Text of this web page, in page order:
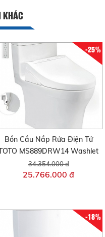
-25%
Bồn Cầu Nắp Rửa Điện Tử
MS889DRW14 Washlet
34.354.000 đ
25.766.000 đ
-18%